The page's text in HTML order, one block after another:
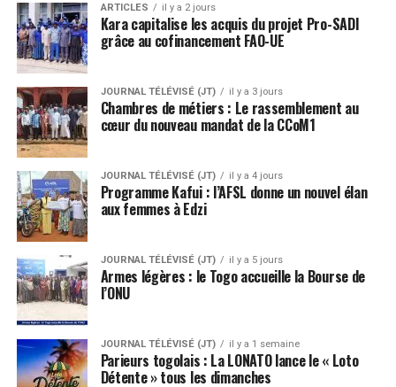
ARTICLES il y a 2 jours
Kara capitalise les acquis du projet Pro-SADI
grâce au cofinancement FAO-UE
JOURNAL TÉLÉVISÉ (JT) il y a 3 jours
Chambres de métiers : Le rassemblement au
cœur du nouveau mandat de la CCoM1
JOURNAL TÉLÉVISÉ (JT) il y a 4 jours
Programme Kafui : l’AFSL donne un nouvel élan
aux femmes à Edzi
JOURNAL TÉLÉVISÉ (JT) il y a 5 jours
Armes légères : le Togo accueille la Bourse de
l’ONU
JOURNAL TÉLÉVISÉ (JT) il y a 1 semaine
Parieurs togolais : La LONATO lance le « Loto
Détente » tous les dimanches